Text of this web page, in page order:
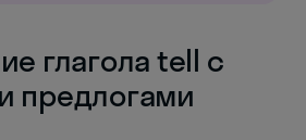
глагола tell с
предлогами